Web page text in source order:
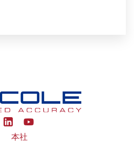
Y
o
本社